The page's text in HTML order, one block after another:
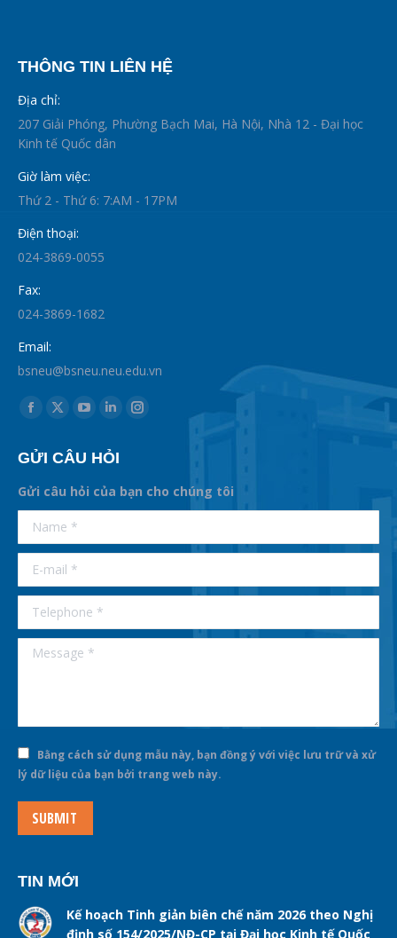
THÔNG TIN LIÊN HỆ
Địa chỉ:
207 Giải Phóng, Phường Bạch Mai, Hà Nội, Nhà 12 - Đại học
Kinh tế Quốc dân
Giờ làm việc:
Thứ 2 - Thứ 6: 7:AM - 17PM
Điện thoại:
024-3869-0055
Fax:
024-3869-1682
Email:
bsneu@bsneu.neu.edu.vn
Find us on:
Facebook
opens
in
new
window
X
opens
in
new
window
YouTube
opens
in
new
Linkedin
opens
in
new
Instagram
in
new
GỬI CÂU HỎI
Gửi câu hỏi của bạn cho chúng tôi
supertotobet
betist
Name *
E-mail *
Telephone *
Message *
Bằng cách sử dụng mẫu này, bạn đồng ý với việc lưu trữ và xử
lý dữ liệu của bạn bởi trang web này.
SUBMIT
TIN MỚI
Kế hoạch Tinh giản biên chế năm 2026 theo Nghị
định số 154/2025/NĐ-CP tại Đại học Kinh tế Quốc